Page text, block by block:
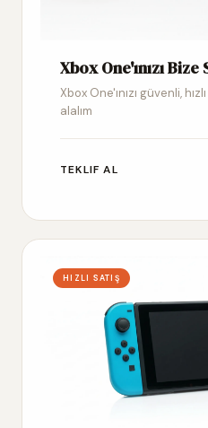
Xbox One'ınızı Bize
Xbox One'ınızı güvenli,
alalım
TEKLIF AL
HIZLI SATIŞ